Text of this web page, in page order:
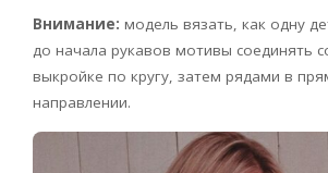
Внимание: модель вязать, как одну
до начала рукавов мотивы соединять
выкройке по кругу, затем рядами в
направлении.